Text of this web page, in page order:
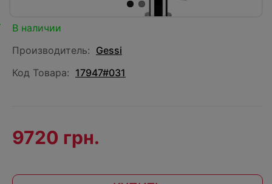
В наличии
Производитель: Gessi
Код Товара: 17947#031
9720 грн.